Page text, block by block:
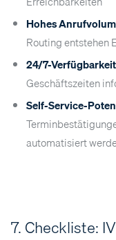
Hohes
Routing entstehen
24/7-
Geschäftszeiten
Self-Service-
automatisiert
7. Checkliste: